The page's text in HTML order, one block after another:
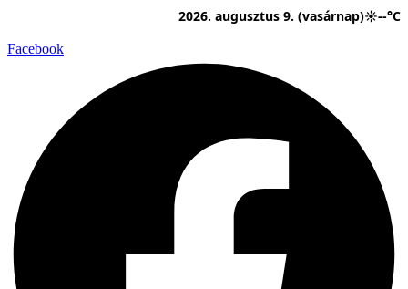
tartalomhoz
2026. augusztus 9. (vasárnap)☀--°C
Facebook